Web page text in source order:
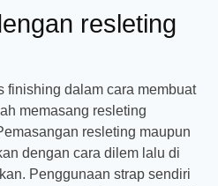
resleting
finishing dalam cara membuat
memasang resleting
resleting maupun
dengan cara dilem lalu di
Penggunaan strap sendiri